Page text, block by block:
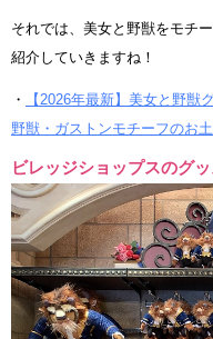
それでは、美女と野獣をモチ
紹介していきますね！
・
【2026年最新】美女と野獣
野獣・ガストンモチーフのお土
ビレッジショップスのグ